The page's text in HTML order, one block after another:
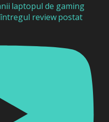
laptopul de gaming
review postat